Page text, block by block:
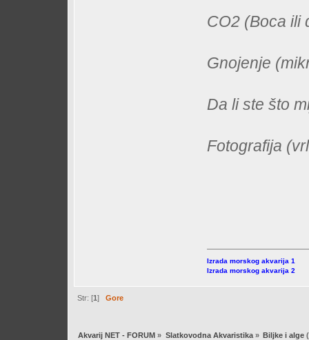
CO2 (Boca ili
Gnojenje
Da li ste što
Fotografija
Izrada morskog akvarija 1
Izrada morskog akvarija 2
Str: [1]Gore
Akvarij NET - FORUM » Slatkovodna Akvaristika» Biljke i alge